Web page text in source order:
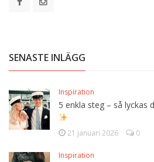
SENASTE INLÄGG
Inspiration
5 enkla steg – så lyckas
21 januari 2026 0
Inspiration